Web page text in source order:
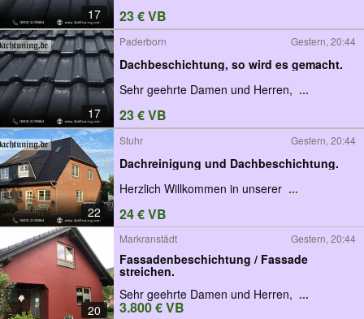
17 23 € VB
17
Paderborn Gestern, 20:44
Dachbeschichtung, so wird es gemacht.
Sehr geehrte Damen und Herren, ...
23 € VB
22
Stuhr Gestern, 20:44
Dachreinigung und Dachbeschichtung.
Herzlich Willkommen in unserer ...
24 € VB
20
Markranstädt Gestern, 20:44
Fassadenbeschichtung / Fassade
streichen.
Sehr geehrte Damen und Herren, ...
3.800 € VB